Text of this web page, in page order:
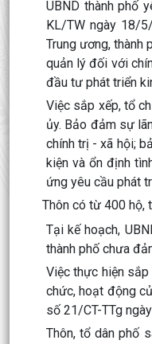
UBND thành phố
KL/TW ngày 18/
Trung ương, thành
quản lý đối với
đầu tư phát triển
Việc sắp xếp, tổ
ủy. Bảo đảm sự
chính trị - xã hội;
kiện và ổn định
ứng yêu cầu phát
Thôn có từ 400 hộ,
Tại kế hoạch,
thành phố chưa
Việc thực hiện
chức, hoạt động
số 21/CT-TTg
Thôn, tổ dân phố